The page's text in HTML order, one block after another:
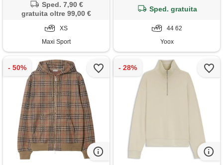
Sped. 7,90 €
gratuita oltre 99,00 €
XS
Maxi Sport
Sped. gratuita
44 62
Yoox